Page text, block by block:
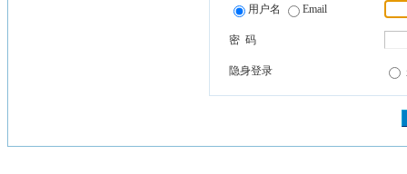
用户名 Email
密 码
隐身登录